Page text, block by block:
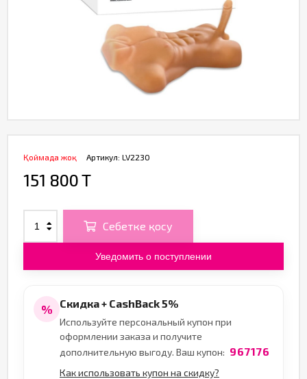
Артикул: LV2230
Қоймада жоқ
151 800 T
Себетке қосу
Уведомить о поступлении
% Скидка + CashBack 5%
Используйте персональный купон при
оформлении заказа и получите
дополнительную выгоду. Ваш купон: 967176
Как использовать купон на скидку?